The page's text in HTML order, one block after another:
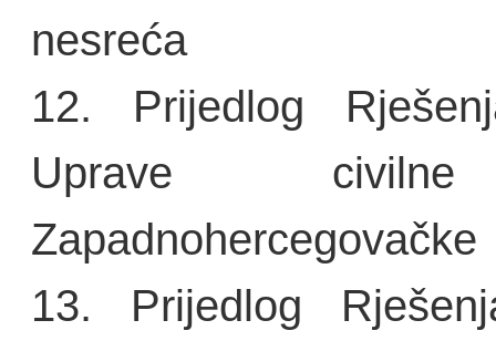
nesreća
12. Prijedlog
Uprave
Zapadnohercegovačke
13. Prijedlog